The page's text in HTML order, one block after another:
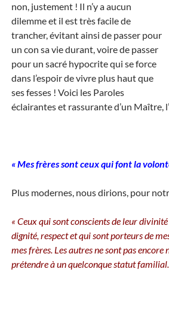
non, justement ! Il n’y a aucun
dilemme et il est très facile de
trancher, évitant ainsi de passer pour
un con sa vie durant, voire de passer
pour un sacré hypocrite qui se force
dans l’espoir de vivre plus haut que
ses fesses ! Voici les Paroles
éclairantes et rassurante d’un Maître,
« Mes frères sont ceux qui font la
Plus modernes, nous dirions, pour
« Ceux qui sont conscients de leur
dignité, respect et qui sont porteurs de
mes frères. Les autres ne sont pas encore
prétendre à un quelconque statut